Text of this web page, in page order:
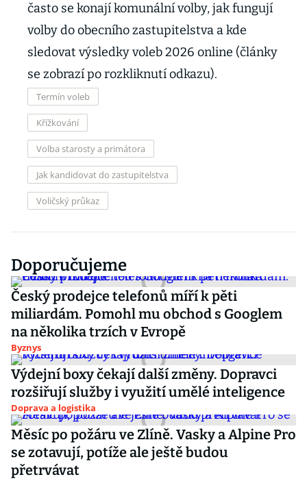
často se konají komunální volby, jak fungují
volby do obecního zastupitelstva a kde
sledovat výsledky voleb 2026 online (články
se zobrazí po rozkliknutí odkazu).
Termín voleb
Křížkování
Volba starosty a primátora
Jak kandidovat do zastupitelstva
Voličský průkaz
Doporučujeme
Český prodejce telefonů míří k pěti
miliardám. Pomohl mu obchod s Googlem
na několika trzích v Evropě
Byznys
Výdejní boxy čekají další změny. Dopravci
rozšiřují služby i využití umělé inteligence
Doprava a logistika
Měsíc po požáru ve Zlíně. Vasky a Alpine Pro
se zotavují, potíže ale ještě budou
přetrvávat